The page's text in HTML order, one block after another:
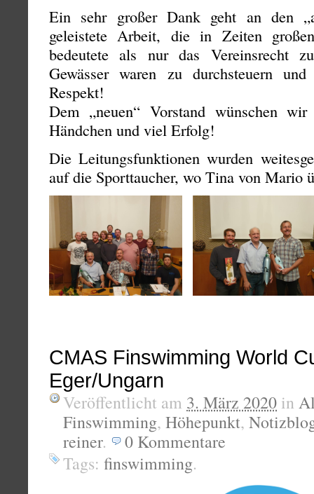
Ein sehr großer Dank geht an den
geleistete Arbeit, die in Zeiten
bedeutete als nur das Vereinsrecht
Gewässer waren zu durchsteuern
Respekt!
Dem „neuen“ Vorstand wünschen
Händchen und viel Erfolg!
Die Leitungsfunktionen wurden
auf die Sporttaucher, wo Tina von Mario
CMAS Finswimming World
Eger/Ungarn
Veröffentlicht am 3. März 2020 in
Finswimming, Höhepunkt,
reiner. 0 Kommentare
Tags: finswimming.